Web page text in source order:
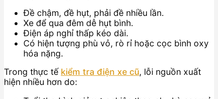
Đề chậm, đề hụt, phải đề nhiều lần.
Xe để qua đêm dễ hụt bình.
Điện áp nghỉ thấp kéo dài.
Có hiện tượng phù vỏ, rò rỉ hoặc cọc bình oxy
hóa nặng.
Trong thực tế kiểm tra điện xe cũ, lỗi nguồn xuất
hiện nhiều hơn do: